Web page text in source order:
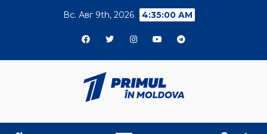
Вс. Авг 9th, 2026 4:35:01 AM